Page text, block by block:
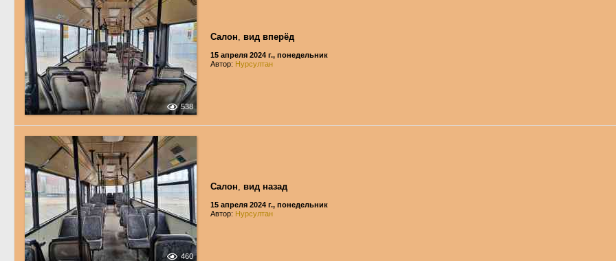
538
Салон, вид вперёд
15 апреля 2024 г., понедельник
Автор: Нурсултан
460
Салон, вид назад
15 апреля 2024 г., понедельник
Автор: Нурсултан